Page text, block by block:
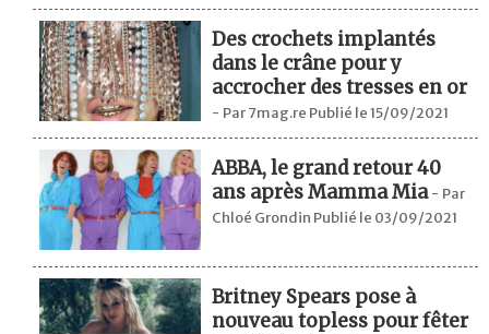
Des crochets implantés
dans le crâne pour y
accrocher des tresses en or
- Par 7mag.re Publié le 15/09/2021
ABBA, le grand retour 40
ans après Mamma Mia - Par
Chloé Grondin Publié le 03/09/2021
Britney Spears pose à
nouveau topless pour fêter